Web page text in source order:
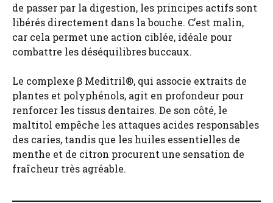
de passer par la digestion, les principes actifs sont
libérés directement dans la bouche. C’est malin,
car cela permet une action ciblée, idéale pour
combattre les déséquilibres buccaux.
Le complexe β Meditril®, qui associe extraits de
plantes et polyphénols, agit en profondeur pour
renforcer les tissus dentaires. De son côté, le
maltitol empêche les attaques acides responsables
des caries, tandis que les huiles essentielles de
menthe et de citron procurent une sensation de
fraîcheur très agréable.